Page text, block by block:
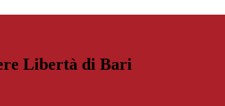
Libertà di Bari